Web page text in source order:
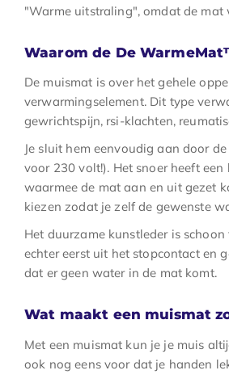
"Warme uitstraling", omdat de mat
Waarom de De
De muismat is over het gehele
verwarmingselement. Dit type
gewrichtspijn, rsi-klachten,
Je sluit hem eenvoudig aan door
voor 230 volt!). Het snoer heeft
waarmee de mat aan en uit gezet
kiezen zodat je zelf de gewenste
Het duurzame kunstleder is
echter eerst uit het stopcontact en
dat er geen water in de mat komt.
Wat maakt een muismat
Met een muismat kun je je muis
ook nog eens voor dat je handen